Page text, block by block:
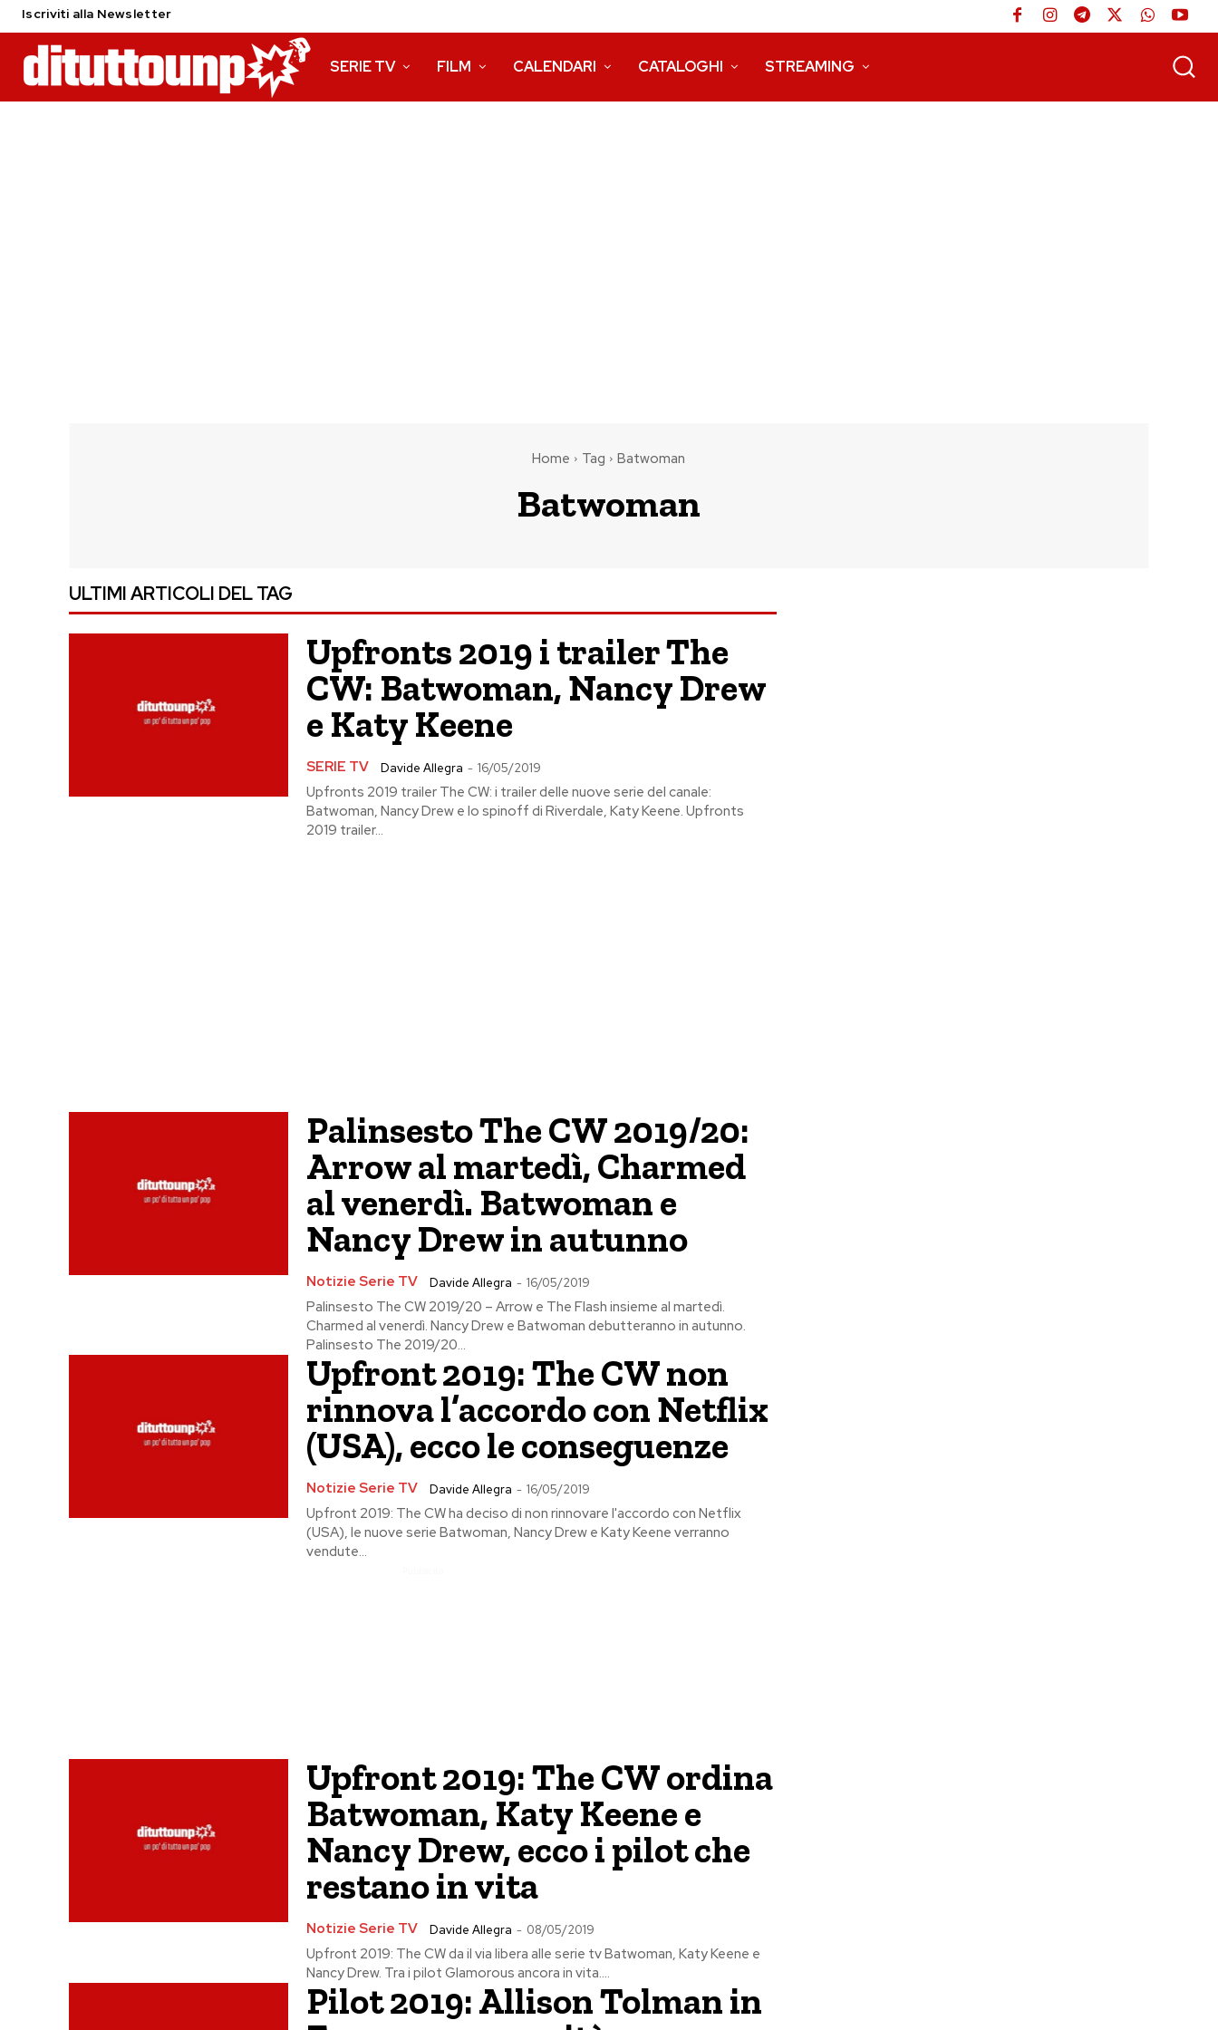
Iscriviti alla Newsletter
SERIE TV FILM CALENDARI CATALOGHI STREAMING
Home Tag Batwoman
Batwoman
ULTIMI ARTICOLI DEL TAG
Upfronts 2019 i trailer The
CW: Batwoman, Nancy Drew
e Katy Keene
SERIE TV Davide Allegra - 16/05/2019
Upfronts 2019 trailer The CW: i trailer delle nuove serie del canale:
Batwoman, Nancy Drew e lo spinoff di Riverdale, Katy Keene. Upfronts
2019 trailer...
Palinsesto The CW 2019/20:
Arrow al martedì, Charmed
al venerdì. Batwoman e
Nancy Drew in autunno
Notizie Serie TV Davide Allegra - 16/05/2019
Palinsesto The CW 2019/20 – Arrow e The Flash insieme al martedì.
Charmed al venerdì. Nancy Drew e Batwoman debutteranno in autunno.
Palinsesto The 2019/20...
Upfront 2019: The CW non
rinnova l’accordo con Netflix
(USA), ecco le conseguenze
Notizie Serie TV Davide Allegra - 16/05/2019
Upfront 2019: The CW ha deciso di non rinnovare l'accordo con Netflix
(USA), le nuove serie Batwoman, Nancy Drew e Katy Keene verranno
vendute...
Upfront 2019: The CW ordina
Batwoman, Katy Keene e
Nancy Drew, ecco i pilot che
restano in vita
Notizie Serie TV Davide Allegra - 08/05/2019
Upfront 2019: The CW da il via libera alle serie tv Batwoman, Katy Keene e
Nancy Drew. Tra i pilot Glamorous ancora in vita....
Pilot 2019: Allison Tolman in